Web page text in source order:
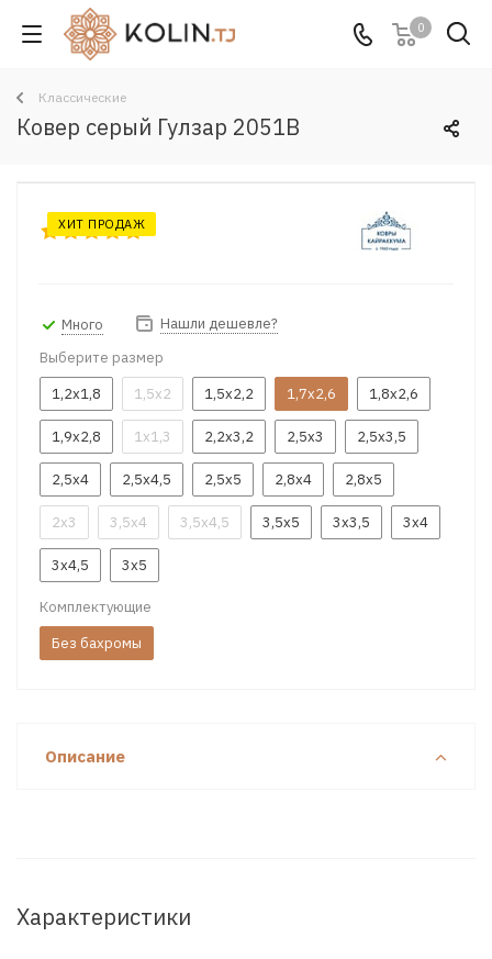
0
Классические
Ковер серый Гулзар 2051B
ХИТ ПРОДАЖ
Много
Нашли дешевле?
Выберите размер
1,2x1,8
1,5x2 1,5x2,2 1,7x2,6 1,8x2,6
1,9x2,8 1x1,3 2,2x3,2 2,5x3 2,5x3,5
2,5x4 2,5x4,5 2,5x5 2,8x4 2,8x5
2x3 3,5x4 3,5x4,5 3,5x5 3x3,5 3x4
3x4,5 3x5
Комплектующие
Без бахромы
Описание
Характеристики